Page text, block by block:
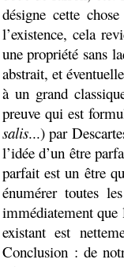
désigne cette
l’existence, cela
une propriété sans
abstrait, et
à un grand
preuve qui est
salis...) par
l’idée d’un être
parfait est un être
énumérer toutes
immédiatement que
existant est
Conclusion : de